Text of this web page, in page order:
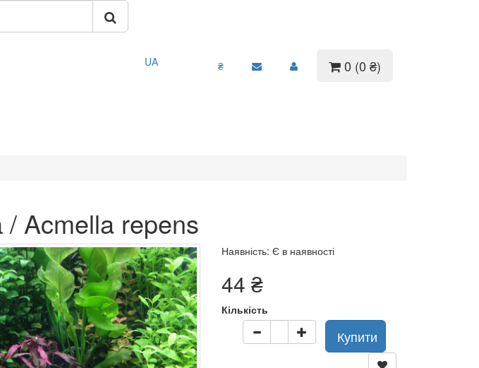
UA ₴ 0 (0 ₴)
Acmella repens
Наявність: Є в наявності
44 ₴
Кількість
Купити